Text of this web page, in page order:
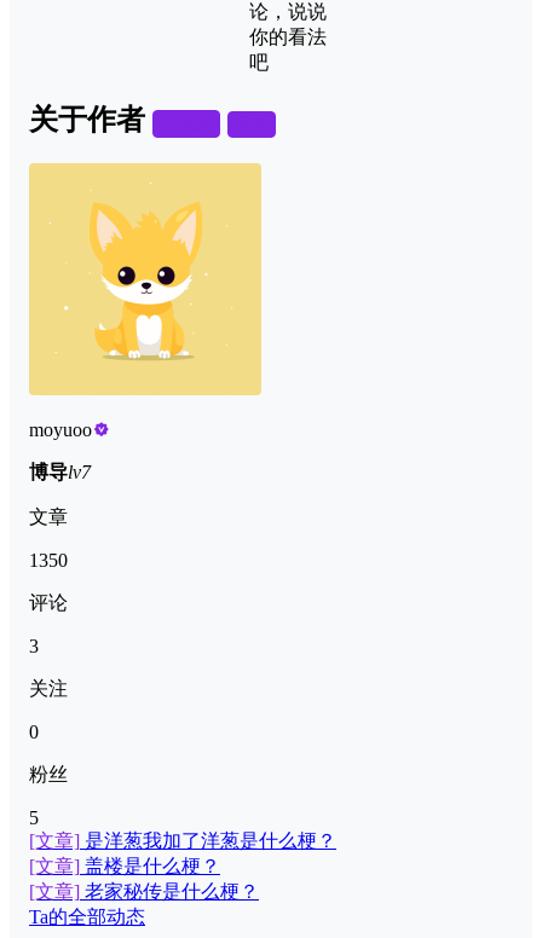
论，说说
你的看法
吧
关于作者
moyuoo
博导lv7
文章
1350
评论
3
关注
0
粉丝
5
[文章] 是洋葱我加了洋葱是什么梗？
[文章] 盖楼是什么梗？
[文章] 老家秘传是什么梗？
Ta的全部动态